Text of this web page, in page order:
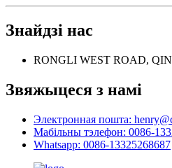
Знайдзі нас
RONGLI WEST ROAD,
Звяжыцеся з намі
Электронная пошта:
Мабільны тэлефон: 0086-
Whatsapp: 0086-13325268687